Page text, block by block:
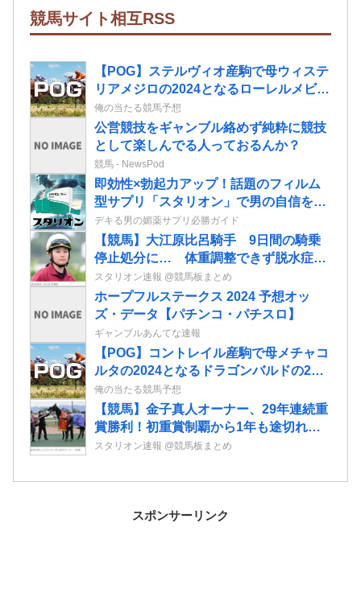
競馬サイト相互RSS
【POG】ステルヴィオ産駒で母ウィステ
リアメジロの2024となるローレルメビウ
スの2歳情報
俺の当たる競馬予想
公営競技をギャンブル絡めず純粋に競技
として楽しんでる人っておるんか？
競馬 - NewsPod
即効性×勃起力アップ！話題のフィルム
型サプリ「スタリオン」で男の自信を取
り戻せ！
デキる男の媚薬サプリ必勝ガイド
【競馬】大江原比呂騎手 9日間の騎乗
停止処分に… 体重調整できず脱水症
JRAが発表
スタリオン速報 @競馬板まとめ
ホープフルステークス 2024 予想オッ
ズ・データ【パチンコ・パチスロ】
ギャンブルあんてな速報
【POG】コントレイル産駒で母メチャコ
ルタの2024となるドラゴンバルドの2歳
情報
俺の当たる競馬予想
【競馬】金子真人オーナー、29年連続重
賞勝利！初重賞制覇から1年も途切れる
ことなく29年… JRA重賞は122勝目
スタリオン速報 @競馬板まとめ
スポンサーリンク